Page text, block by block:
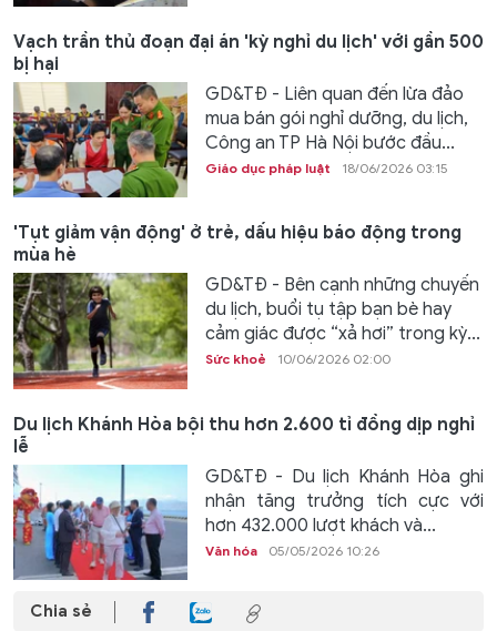
Vạch trần thủ đoạn đại án 'kỳ nghỉ du lịch' với gần 500
bị hại
GD&TĐ - Liên quan đến lừa đảo
mua bán gói nghỉ dưỡng, du lịch,
Công an TP Hà Nội bước đầu...
Giáo dục pháp luật 18/06/2026 03:15
'Tụt giảm vận động' ở trẻ, dấu hiệu báo động trong
mùa hè
GD&TĐ - Bên cạnh những chuyến
du lịch, buổi tụ tập bạn bè hay
cảm giác được “xả hơi” trong kỳ...
Sức khoẻ 10/06/2026 02:00
Du lịch Khánh Hòa bội thu hơn 2.600 tỉ đồng dịp nghỉ
lễ
GD&TĐ - Du lịch Khánh Hòa ghi
nhận tăng trưởng tích cực với
hơn 432.000 lượt khách và...
Văn hóa 05/05/2026 10:26
Chia sẻ